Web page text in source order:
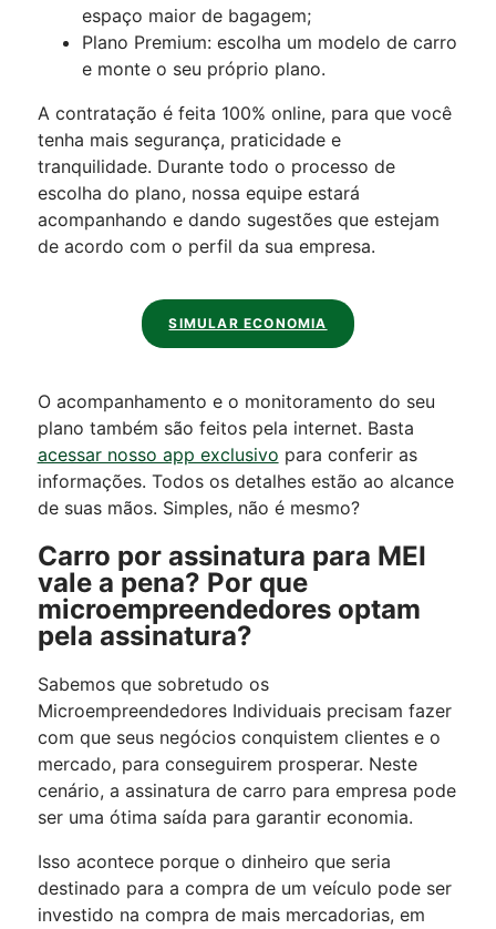
espaço maior de bagagem;
Plano Premium: escolha um modelo de carro
e monte o seu próprio plano.
A contratação é feita 100% online, para que você
tenha mais segurança, praticidade e
tranquilidade. Durante todo o processo de
escolha do plano, nossa equipe estará
acompanhando e dando sugestões que estejam
de acordo com o perfil da sua empresa.
SIMULAR ECONOMIA
O acompanhamento e o monitoramento do seu
plano também são feitos pela internet. Basta
acessar nosso app exclusivo para conferir as
informações. Todos os detalhes estão ao alcance
de suas mãos. Simples, não é mesmo?
Carro por assinatura para MEI
vale a pena? Por que
microempreendedores optam
pela assinatura?
Sabemos que sobretudo os
Microempreendedores Individuais precisam fazer
com que seus negócios conquistem clientes e o
mercado, para conseguirem prosperar. Neste
cenário, a assinatura de carro para empresa pode
ser uma ótima saída para garantir economia.
Isso acontece porque o dinheiro que seria
destinado para a compra de um veículo pode ser
investido na compra de mais mercadorias, em